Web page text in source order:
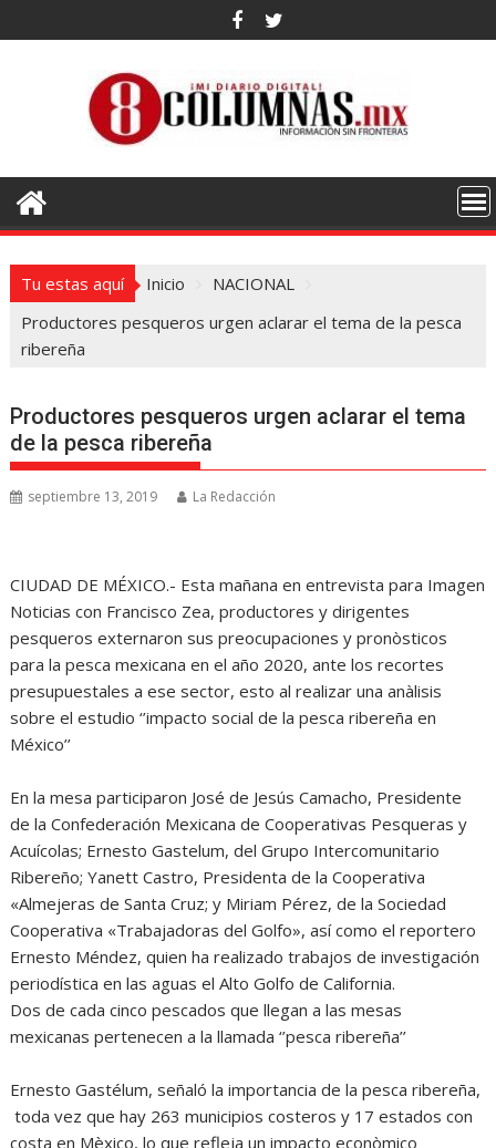
al
Tu estas aquí Inicio
NACIONAL
Productores pesqueros urgen aclarar el tema de la pesca
ribereña
Productores pesqueros urgen aclarar el tema
de la pesca ribereña
septiembre 13, 2019 La Redacción
CIUDAD DE MÉXICO.- Esta mañana en entrevista para Imagen
Noticias con Francisco Zea, productores y dirigentes
pesqueros externaron sus preocupaciones y pronòsticos
para la pesca mexicana en el año 2020, ante los recortes
presupuestales a ese sector, esto al realizar una anàlisis
sobre el estudio ‘’impacto social de la pesca ribereña en
México’’
En la mesa participaron José de Jesús Camacho, Presidente
de la Confederación Mexicana de Cooperativas Pesqueras y
Acuícolas; Ernesto Gastelum, del Grupo Intercomunitario
Ribereño; Yanett Castro, Presidenta de la Cooperativa
«Almejeras de Santa Cruz; y Miriam Pérez, de la Sociedad
Cooperativa «Trabajadoras del Golfo», así como el reportero
Ernesto Méndez, quien ha realizado trabajos de investigación
periodística en las aguas el Alto Golfo de California.
Dos de cada cinco pescados que llegan a las mesas
mexicanas pertenecen a la llamada ‘’pesca ribereña’’
Ernesto Gastélum, señaló la importancia de la pesca ribereña,
toda vez que hay 263 municipios costeros y 17 estados con
costa en Mèxico, lo que refleja un impacto econòmico